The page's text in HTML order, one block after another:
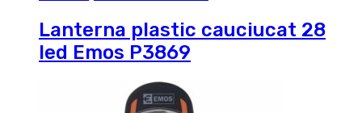
Lanterna plastic cauciucat 28
led Emos P3869